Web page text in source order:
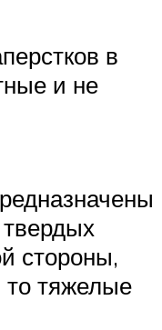
в
и не
стороны,
то тяжелые